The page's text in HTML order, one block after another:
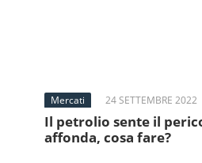
Mercati 24 SETTEMBRE 2022
Il petrolio sente il
affonda, cosa fare?